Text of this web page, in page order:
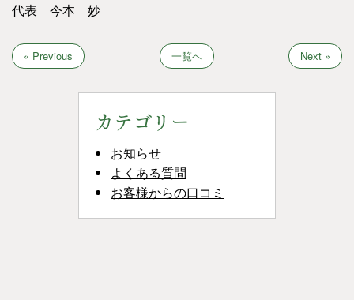
代表 今本 妙
« Previous 一覧へ Next »
カテゴリー
お知らせ
よくある質問
お客様からの口コミ